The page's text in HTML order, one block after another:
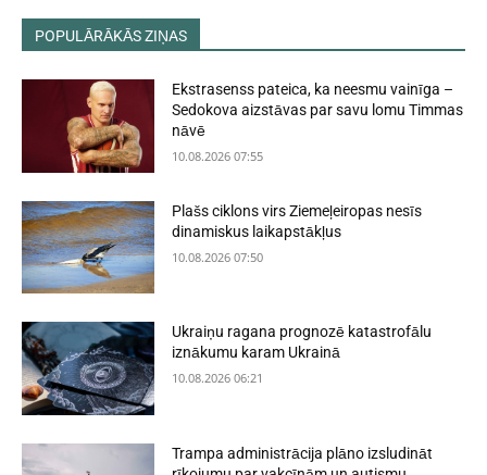
POPULĀRĀKĀS ZIŅAS
Ekstrasenss pateica, ka neesmu vainīga –
Sedokova aizstāvas par savu lomu Timmas
nāvē
10.08.2026 07:55
Plašs ciklons virs Ziemeļeiropas nesīs
dinamiskus laikapstākļus
10.08.2026 07:50
Ukraiņu ragana prognozē katastrofālu
iznākumu karam Ukrainā
10.08.2026 06:21
Trampa administrācija plāno izsludināt